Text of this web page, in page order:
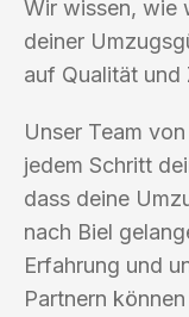
Wir wissen, wie
deiner
auf Qualität und
Unser Team
jedem Schritt
dass deine
nach Biel
Erfahrung und
Partnern